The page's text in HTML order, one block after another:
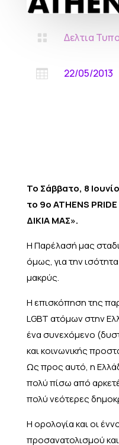
 Δελτια
 22/05/2013
Το Σάββατο, 8
το 9ο ATHENS
ΔΙΚΙΑ ΜΑΣ».
Η Παρέλασή μας
όμως, για την
μακρύς.
Η επισκόπηση της
LGBT ατόμων στην
ένα συνεχόμενο
και κοινωνικής
Ως προς αυτό, η
πολύ πίσω από
πολύ νεότερες
Η ορολογία και οι
προσανατολισμού